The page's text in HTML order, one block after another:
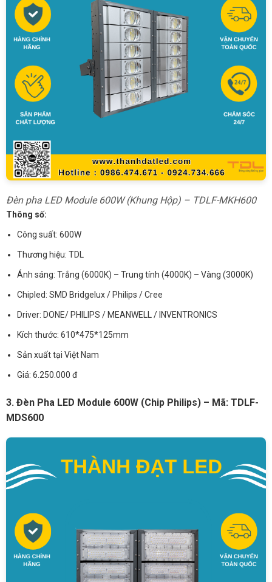
Đèn pha LED Module 600W (Khung Hộp) – TDLF-MKH600
Thông số:
Công suất: 600W
Thương hiệu: TDL
Ánh sáng: Trắng (6000K) – Trung tính (4000K) – Vàng (3000K)
Chipled: SMD Bridgelux / Philips / Cree
Driver: DONE/ PHILIPS / MEANWELL / INVENTRONICS
Kích thước: 610*475*125mm
Sản xuất tại Việt Nam
Giá: 6.250.000 đ
3. Đèn Pha LED Module 600W (Chip Philips) – Mã: TDLF-
MDS600